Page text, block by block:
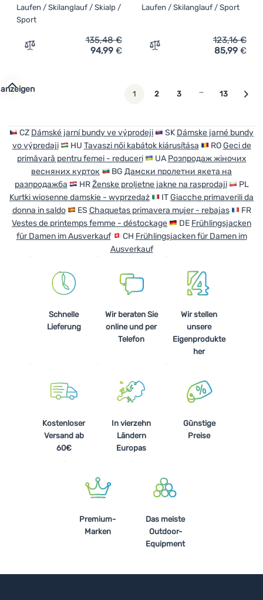
Laufen / Skilanglauf / Skialp /
Sport
Zum Vergleich 'Damenjacke Kilpi Beltra-W' hinzufügen
135,48€
94,99 €
Laufen / Skilanglauf / Sport
Zum Vergleich
123,16€
85,99 €
1 2 3 … 13 weiter
CZ Dámské jarní bundy ve výprodeji SK Dámske jarné bundy
vo výpredaji
HU Tavaszi női kabátok kiárusítása ROGeci de
primăvară pentru femei - reduceri
UA Розпродаж жіночих
весняних курток
BG Дамски пролетни якета на
разпродажба
HRŽenske proljetne jakne na rasprodaji
PL
Kurtki wiosenne damskie - wyprzedaż
ITGiacche primaverili da
donna in saldo
ES Chaquetas primavera mujer - rebajas
FR
Vestes de printemps femme - déstockage
DE Frühlingsjacken
für Damen im Ausverkauf
CH Frühlingsjacken für Damen im
Ausverkauf
Schnelle
Lieferung
Wir beraten Sie
online und per
Telefon
Wir stellen
unsere
Eigenprodukte
her
Kostenloser
Versand ab
60€
In vierzehn
Ländern
Europas
Günstige
Preise
Premium-
Marken
Das meiste
Outdoor-
Equipment